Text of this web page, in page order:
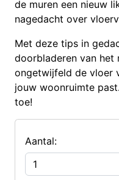
de muren een nieuw
nagedacht over
Met deze tips in
doorbladeren van het
ongetwijfeld de vloer
jouw woonruimte
toe!
Aantal: